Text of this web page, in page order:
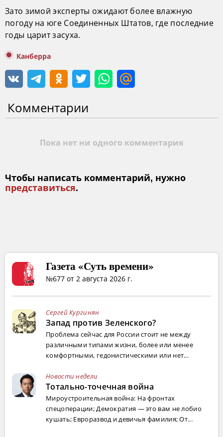
Зато зимой эксперты ожидают более влажную
погоду на юге Соединенных Штатов, где последние
годы царит засуха.
Канберра
Комментарии
Пока нет ни одного комментария
Чтобы написать комментарий, нужно
представиться.
Газета «Суть времени»
№677 от 2 августа 2026 г.
Сергей Кургинян
Запад против Зеленского?
Проблема сейчас для России стоит не между
различными типами жизни, более или менее
комфортными, гедонистическими или нет...
Новости недели
Тотально-точечная война
Мироустроительная война: На фронтах
спецоперации; Демократия — это вам не лобио
кушать; Евроразвод и девичья фамилия; От...